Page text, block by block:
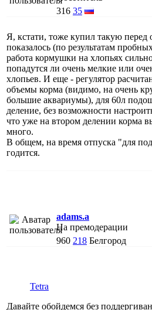
316 35
Я, кстати, тоже купил такую перед
показалось (по результатам
работа кормушки на хлопьях
попадутся ли очень мелкие или
хлопьев. И еще - регулятор
объемы корма (видимо, на очень
большие аквариумы), для 60л
деление, без возможности
что уже на втором делении корма
много.
В общем, на время отпуска "для
годится.
adams.a
На премодерации
960 218 Белгород
Tetra
Давайте обойдемся без